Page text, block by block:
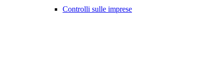
Controlli sulle imprese